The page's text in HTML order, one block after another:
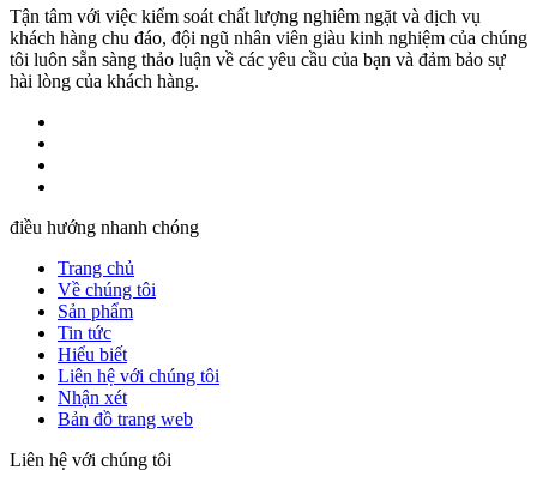
Tận tâm với việc kiểm soát chất lượng nghiêm ngặt và dịch vụ
khách hàng chu đáo, đội ngũ nhân viên giàu kinh nghiệm của chúng
tôi luôn sẵn sàng thảo luận về các yêu cầu của bạn và đảm bảo sự
hài lòng của khách hàng.
điều hướng nhanh chóng
Trang chủ
Về chúng tôi
Sản phẩm
Tin tức
Hiểu biết
Liên hệ với chúng tôi
Nhận xét
Bản đồ trang web
Liên hệ với chúng tôi